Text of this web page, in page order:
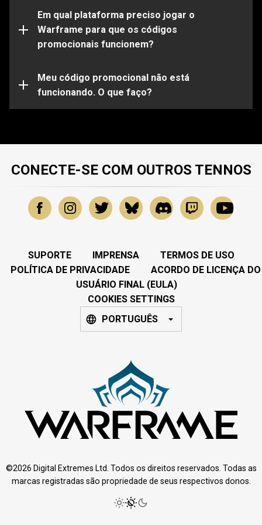
Em qual plataforma preciso jogar o
Warframe para que os códigos
promocionais funcionem?
determinadas plataformas. Certifique-se de entrar em
sua conta do Warframe vinculada à plataforma de sua
escolha.
Meu código promocional não está
funcionando. O que faço?
Seu código promocional pode já estar expirado ou já
problemas específicos, envie uma solicitação para
nossaEquipe de Suporte.
CONECTE-SE COM OUTROS TENNOS
SUPORTE IMPRENSA
TERMOS DE USO
POLÍTICA DE PRIVACIDADE
ACORDO DE LICENÇA DO
USUÁRIO FINAL (EULA)
COOKIES SETTINGS
PORTUGUÊS
©2026 Digital Extremes Ltd. Todos os direitos reservados. Todas as
marcas registradas são propriedade de seus respectivos donos.